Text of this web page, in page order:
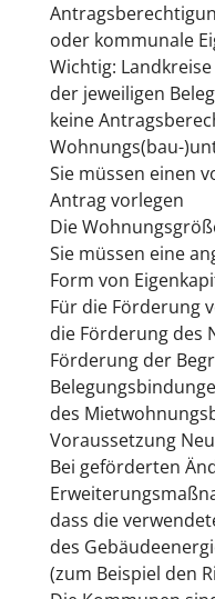
oder kommunale
Wichtig:
der jeweiligen
keine
Wohnungs(bau-
Sie müssen einen
Antrag vorlegen
Die
Sie müssen eine
Form von
Für die Förderung
die Förderung des
Förderung der
des
Voraussetzung
Bei geförderten
dass die
des
(zum Beispiel den